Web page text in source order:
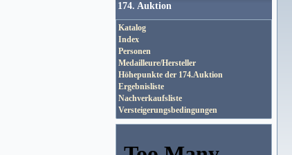
174. Auktion
Katalog
Index
Personen
Medailleure/Hersteller
Höhepunkte der 174.Auktion
Ergebnisliste
Nachverkaufsliste
Versteigerungsbedingungen